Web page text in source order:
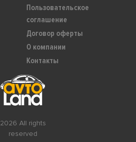
2026 All rights
reserved
Пользовательское
соглашение
Договор оферты
О компании
Контакты